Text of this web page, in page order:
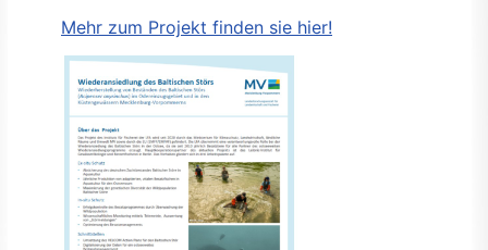
Mehr zum Projekt finden sie hier!